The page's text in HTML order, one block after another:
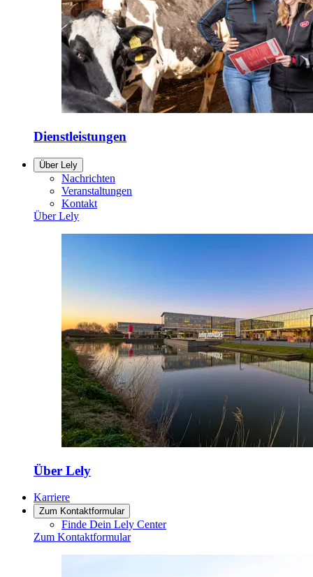
Dienstleistungen
Über Lely
Nachrichten
Veranstaltungen
Kontakt
Über Lely
Über Lely
Karriere
Zum Kontaktformular
Finde Dein Lely Center
Zum Kontaktformular